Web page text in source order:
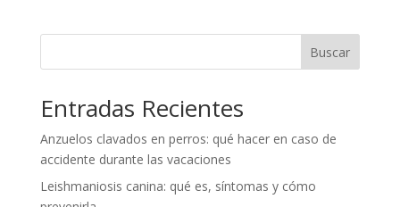
Buscar
Entradas Recientes
Anzuelos clavados en perros: qué hacer en caso de
accidente durante las vacaciones
Leishmaniosis canina: qué es, síntomas y cómo